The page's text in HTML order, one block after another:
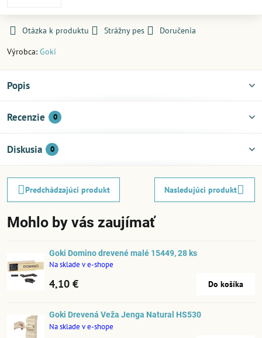
Otázka k produktu Strážny pes
Doručenia
Výrobca: Goki
Popis
Recenzie 0
Diskusia 0
Predchádzajúci produkt Nasledujúci produkt
Mohlo by vás zaujímať
Goki Domino drevené malé 15449, 28 ks
Na sklade v e-shope
4,10 € Do košíka
Goki Drevená Veža Jenga Natural HS530
Na sklade v e-shope